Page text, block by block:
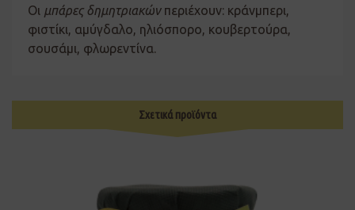
Οι μπάρες δημητριακών περιέχουν: κράνμπερι,
φιστίκι, αμύγδαλο, ηλιόσπορο, κουβερτούρα,
σουσάμι, φλωρεντίνα.
Σχετικά προϊόντα